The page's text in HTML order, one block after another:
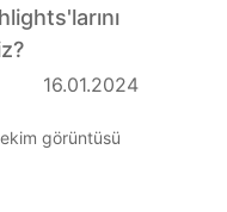
16.01.2024